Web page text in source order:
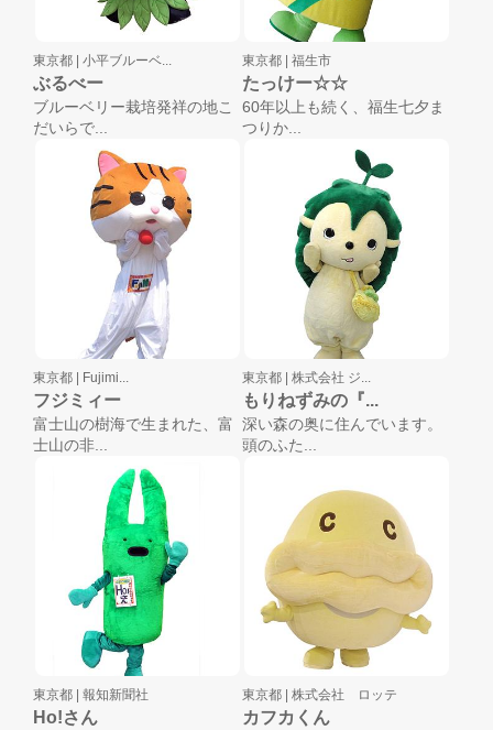
東京都 | 小平ブルーベ...
ぶるべー
ブルーベリー栽培発祥の地こ
だいらで...
東京都 | 福生市
たっけー☆☆
60年以上も続く、福生七夕ま
つりか...
東京都 | Fujimi...
フジミィー
富士山の樹海で生まれた、富
士山の非...
東京都 | 株式会社 ジ...
もりねずみの『...
深い森の奥に住んでいます。
頭のふた...
東京都 | 報知新聞社
Ho!さん
東京都 | 株式会社 ロッテ
カフカくん